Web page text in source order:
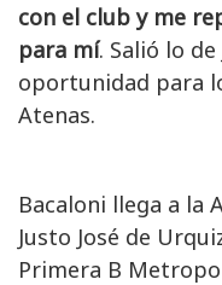
con el club y me
para mí. Salió lo de
oportunidad para
Atenas.
Bacaloni llega a la
Justo José de
Primera B